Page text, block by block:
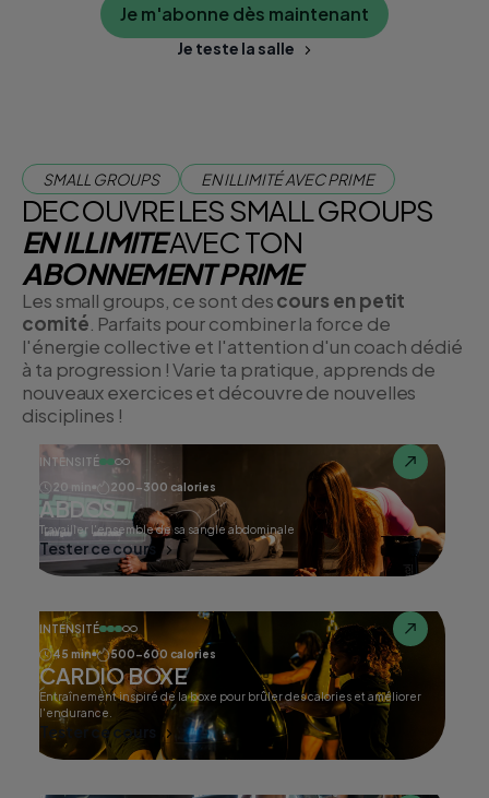
Je m'abonne dès maintenant
Je teste la salle
SMALL GROUPS EN ILLIMITÉ AVEC PRIME
DECOUVRE LES SMALL GROUPS
EN ILLIMITEAVEC TON
ABONNEMENT PRIME
Les small groups, ce sont descours en petit
comité . Parfaits pour combiner la force de
l'énergie collective et l'attention d'un coach dédié
à ta progression ! Varie ta pratique, apprends de
nouveaux exercices et découvre de nouvelles
disciplines !
INTENSITÉ
20 min
200-300 calories
ABDOS
Travailler l'ensemble de sa sangle abdominale
Tester ce cours
INTENSITÉ
45 min
500-600 calories
CARDIO BOXE
Entraînement inspiré de la boxe pour brûler des calories et améliorer
l'endurance.
Tester ce cours